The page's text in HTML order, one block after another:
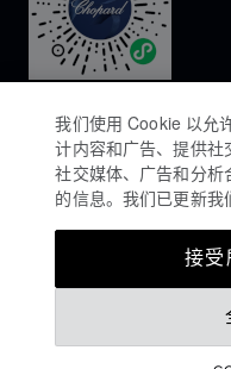
COOKIES政策
我们使用 Cookie 以允
计内容和广告、提供社
社交媒体、广告和分
的信息。我们已更新我
接受